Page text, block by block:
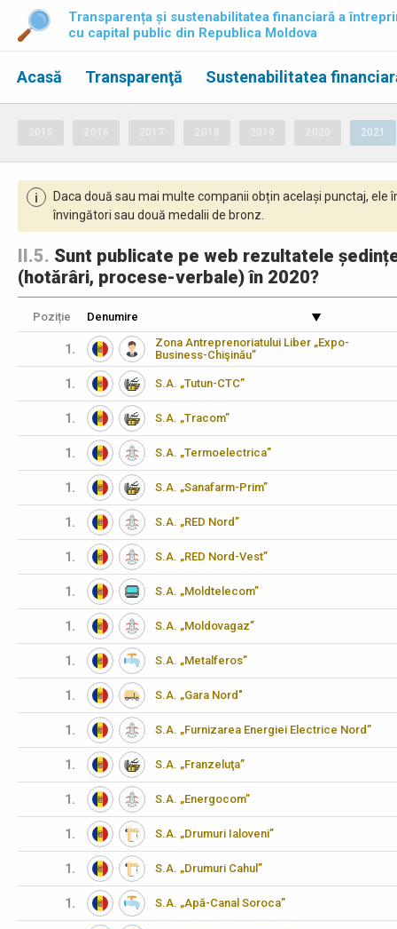
Transparența și sustenabilitatea financiară a
cu capital public din Republica Moldova
Acasă Transparenţă Sustenabilitatea
2021
i
Daca două sau mai multe companii obțin același punctaj,
învingători sau două medalii de bronz.
II.5. Sunt publicate pe web rezultatele
(hotărâri, procese-verbale) în 2020?
Poziție Denumire
1.
Zona Antreprenoriatului Liber „Expo-
Business-Chişinău”
1. S.A. „Tutun-CTC”
1. S.A. „Tracom”
1. S.A. „Termoelectrica”
1. S.A. „Sanafarm-Prim”
1. S.A. „RED Nord”
1. S.A. „RED Nord-Vest”
1. S.A. „Moldtelecom”
1. S.A. „Moldovagaz”
1. S.A. „Metalferos”
1. S.A. „Gara Nord"
1. S.A. „Furnizarea Energiei Electrice Nord”
1. S.A. „Franzeluţa”
1. S.A. „Energocom”
1. S.A. „Drumuri Ialoveni”
1. S.A. „Drumuri Cahul”
1. S.A. „Apă-Canal Soroca”